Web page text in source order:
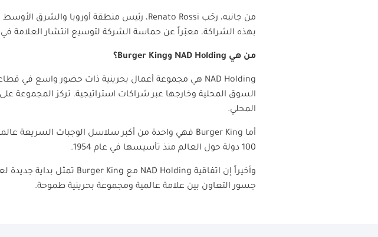
من جانبه، رحّب Renato Rossi، رئيس منطقة أوروبا والشرق الأوسط
بهذه الشراكة، معبّراً عن حماسة الشركة لتوسيع انتشار العلامة
من هي NAD Holding وBurger King؟
NAD Holding هي مجموعة أعمال بحرينية ذات حضور واسع في
السوق المحلية وخارجها عبر شراكات استراتيجية. تركز المجموعة
المحلي.
أما Burger King فهي واحدة من أكبر سلاسل الوجبات السريعة
100 دولة حول العالم منذ تأسيسها في عام 1954.
وأخيراً إن اتفاقية NAD Holding مع Burger King تمثل بداية جديدة
جسور التعاون بين علامة عالمية ومجموعة بحرينية طموحة.